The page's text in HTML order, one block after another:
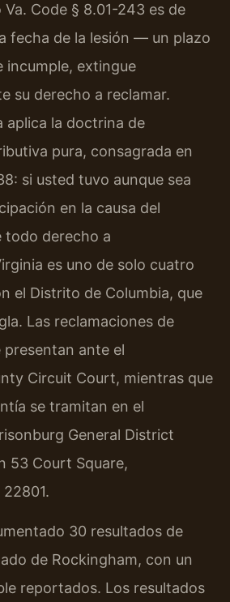
Code § 8.01-243 es de
fecha de la lesión — un plazo
incumple, extingue
su derecho a reclamar.
aplica la doctrina de
pura, consagrada en
si usted tuvo aunque sea
en la causa del
todo derecho a
es uno de solo cuatro
el Distrito de Columbia, que
Las reclamaciones de
ante el
Circuit Court, mientras que
se tramitan en el
General District
53 Court Square,
30 resultados de
de Rockingham, con un
reportados. Los resultados